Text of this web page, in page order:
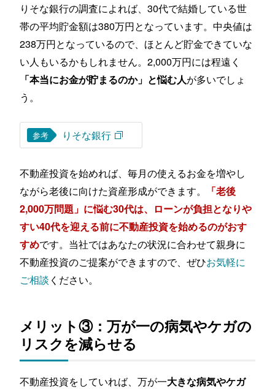
りそな銀行の調査によれば、30代で結婚している世
帯の平均貯金額は380万円となっています。中央値は
238万円となっているので、ほとんど貯金できていな
い人もいるかもしれません。2,000万円には程遠く
「本当にお金が貯まるのか」と悩む人が多いでしょ
う。
参考 りそな銀行
不動産投資を始めれば、毎月の使えるお金を増やし
ながら老後に向けた資産形成ができます。
「老後
2,000万問題」に悩む30代は、ローンが負担となりや
すい40代を迎える前に不動産投資を始めるのがおす
すめです。当社ではあなたの状況に合わせて親身に
不動産投資のご提案ができますので、ぜひお気軽に
ご相談 ください。
メリット③：万が一の病気やケガの
リスクを減らせる
不動産投資をしていれば、万が一大きな病気やケガ